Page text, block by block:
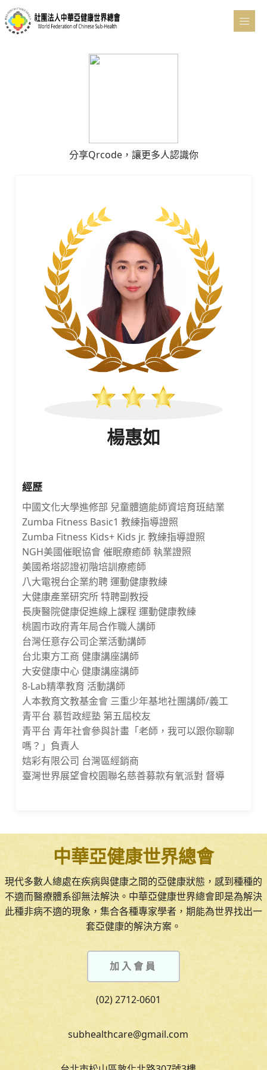
分享Qrcode，讓更多人認識你
楊惠如
經歷
中國文化大學進修部 兒童體適能師資培育班結業
Zumba Fitness Basic1 教練指導證照
Zumba Fitness Kids+ Kids jr. 教練指導證照
NGH美國催眠協會 催眠療癒師 執業證照
美國希塔認證初階培訓療癒師
八大電視台企業約聘 運動健康教練
大健康產業研究所 特聘副教授
長庚醫院健康促進線上課程 運動健康教練
桃園市政府青年局合作職人講師
台灣任意存公司企業活動講師
台北東方工商 健康講座講師
大安健康中心 健康講座講師
8-Lab精準教育 活動講師
人本教育文教基金會 三重少年基地社團講師/義工
青平台 慕哲政經塾 第五屆校友
青平台 青年社會參與計畫「老師，我可以跟你聊聊
嗎？」負責人
娮彩有限公司 台灣區經銷商
臺灣世界展望會校園聯名慈善募款有氧派對 督導
中華亞健康世界總會
現代多數人總處在疾病與健康之間的亞健康狀態，感到種種的
不適而醫療體系卻無法解決。中華亞健康世界總會即是為解決
此種非病不適的現象，集合各種專家學者，期能為世界找出一
套亞健康的解決方案。
加入會員
(02) 2712-0601
subhealthcare@gmail.com